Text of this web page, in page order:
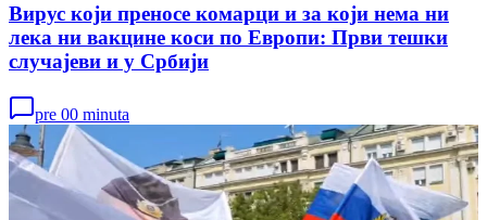
Вирус који преносе комарци и за који нема ни
лека ни вакцине коси по Европи: Први тешки
случајеви и у Србији
pre 00 minuta